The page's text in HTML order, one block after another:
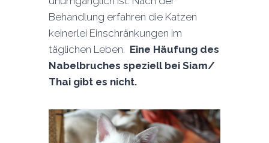
Behandlung erfahren die Katzen
keinerlei Einschränkungen im
täglichen Leben. Eine Häufung des
Nabelbruches speziell bei Siam/
Thai gibt es nicht.